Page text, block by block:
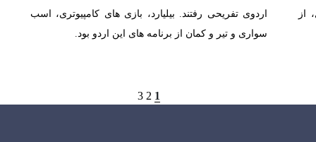
از
اردوی تفریحی رفتند. بیلیارد، بازی های کامپیوتری، اسب
سواری و تیر و کمان از برنامه های این اردو بود.
1
2
3